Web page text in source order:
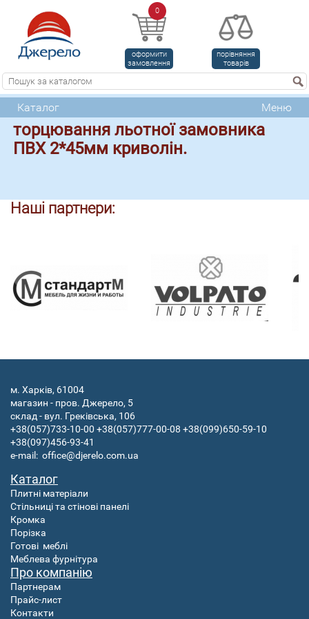
0
оформити
замовлення
порівняння
товарів
Каталог Меню
торцювання льотної замовника
ПВХ 2*45мм криволін.
Наші партнери:
м. Харків, 61004
магазин - пров. Джерело, 5
склад - вул. Греківська, 106
+38(057)733-10-00 +38(057)777-00-08 +38(099)650-59-10
+38(097)456-93-41
e-mail: office@djerelo.com.ua
Каталог
Плитні матеріали
Стільниці та стінові панелі
Кромка
Порізка
Готові меблі
Меблева фурнітура
Про компанію
Партнерам
Прайс-лист
Контакти